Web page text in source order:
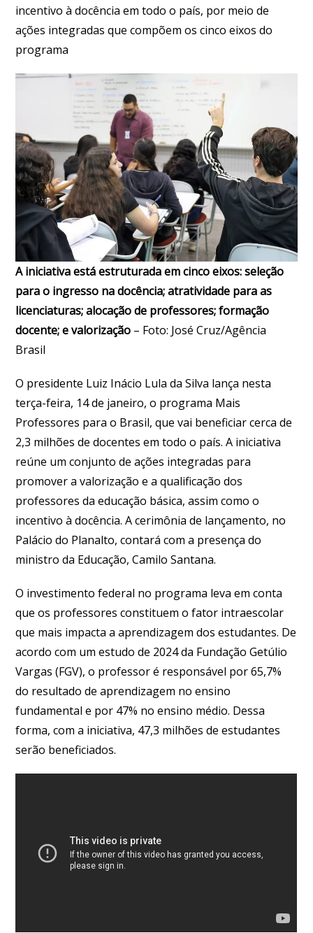
incentivo à docência em todo o país, por meio de
ações integradas que compõem os cinco eixos do
programa
A iniciativa está estruturada em cinco eixos: seleção
para o ingresso na docência; atratividade para as
licenciaturas; alocação de professores; formação
docente; e valorização – Foto: José Cruz/Agência
Brasil
O presidente Luiz Inácio Lula da Silva lança nesta
terça-feira, 14 de janeiro, o programa Mais
Professores para o Brasil, que vai beneficiar cerca de
2,3 milhões de docentes em todo o país. A iniciativa
reúne um conjunto de ações integradas para
promover a valorização e a qualificação dos
professores da educação básica, assim como o
incentivo à docência. A cerimônia de lançamento, no
Palácio do Planalto, contará com a presença do
ministro da Educação, Camilo Santana.
O investimento federal no programa leva em conta
que os professores constituem o fator intraescolar
que mais impacta a aprendizagem dos estudantes. De
acordo com um estudo de 2024 da Fundação Getúlio
Vargas (FGV), o professor é responsável por 65,7%
do resultado de aprendizagem no ensino
fundamental e por 47% no ensino médio. Dessa
forma, com a iniciativa, 47,3 milhões de estudantes
serão beneficiados.